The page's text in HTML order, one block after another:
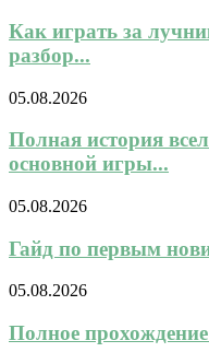
Как играть за
разбор...
05.08.2026
Полная история
основной игры...
05.08.2026
Гайд по первым
05.08.2026
Полное